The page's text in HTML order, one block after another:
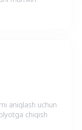
aniqlash uchun
chiqish